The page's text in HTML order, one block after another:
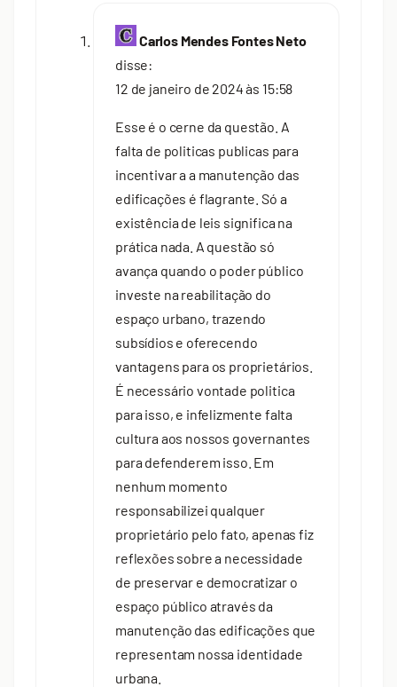
Carlos Mendes Fontes Neto
disse:
12 de janeiro de 2024 às 15:58
Esse é o cerne da questão. A
falta de politicas publicas para
incentivar a a manutenção das
edificações é flagrante. Só a
existência de leis significa na
prática nada. A questão só
avança quando o poder público
investe na reabilitação do
espaço urbano, trazendo
subsídios e oferecendo
vantagens para os proprietários.
É necessário vontade politica
para isso, e infelizmente falta
cultura aos nossos governantes
para defenderem isso. Em
nenhum momento
responsabilizei qualquer
proprietário pelo fato, apenas fiz
reflexões sobre a necessidade
de preservar e democratizar o
espaço público através da
manutenção das edificações que
representam nossa identidade
urbana.